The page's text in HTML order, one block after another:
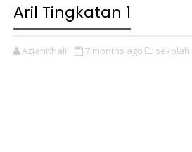
Aril Tingkatan 1
AzianKhalil 7 months ago sekolah,